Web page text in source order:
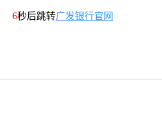
6秒后跳转广发银行官网